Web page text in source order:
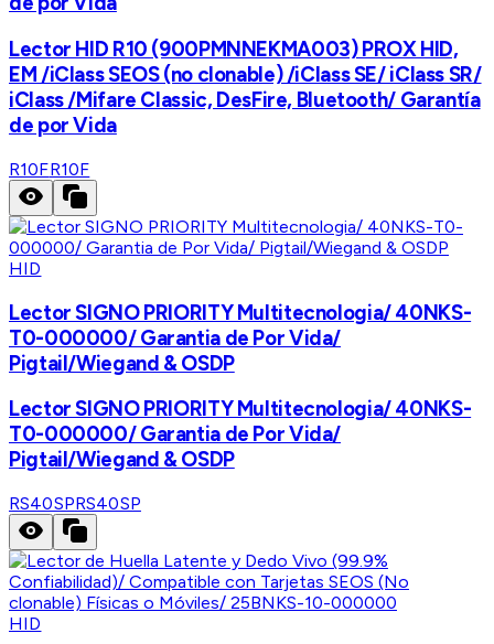
Lector HID R10 (900PMNNEKMA003) PROX HID,
EM /iClass SEOS (no clonable) /iClass SE/ iClass SR/
iClass /Mifare Classic, DesFire, Bluetooth/ Garantía
de por Vida
R10FR10F
HID
Lector SIGNO PRIORITY Multitecnologia/ 40NKS-
T0-000000/ Garantia de Por Vida/
Pigtail/Wiegand & OSDP
Lector SIGNO PRIORITY Multitecnologia/ 40NKS-
T0-000000/ Garantia de Por Vida/
Pigtail/Wiegand & OSDP
RS40SPRS40SP
HID